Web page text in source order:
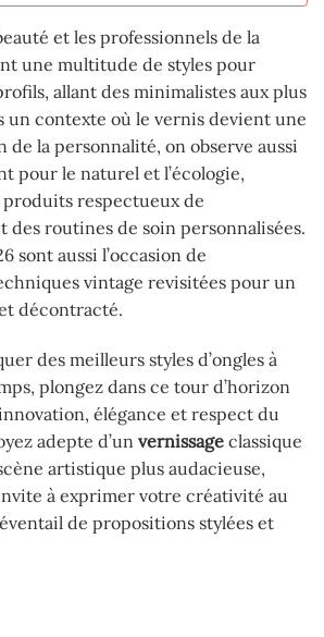
et les professionnels de la
une multitude de styles pour
allant des minimalistes aux plus
un contexte où le vernis devient une
de la personnalité, on observe aussi
pour le naturel et l’écologie,
respectueux de
des routines de soin personnalisées.
sont aussi l’occasion de
vintage revisitées pour un
décontracté.
des meilleurs styles d’ongles à
plongez dans ce tour d’horizon
élégance et respect du
adepte d’un vernissage classique
artistique plus audacieuse,
à exprimer votre créativité au
de propositions stylées et